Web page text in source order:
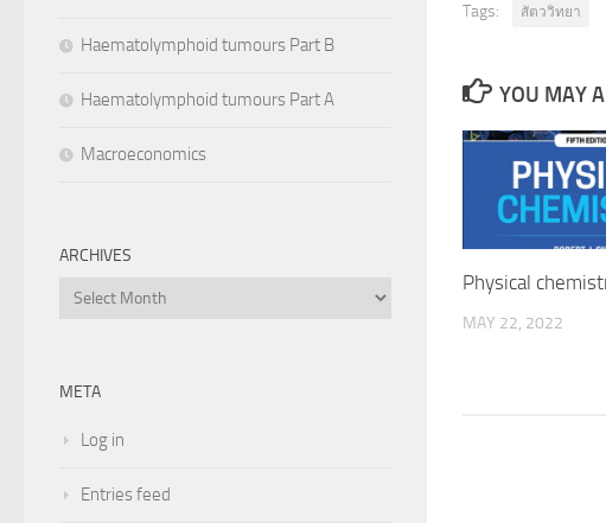
Tags: สัตววิทยา
YOU MAY
Physical
MAY 22, 2022
Haematolymphoid tumours Part B
Haematolymphoid tumours Part A
Macroeconomics
ARCHIVES
Archives
META
Log in
Entries feed